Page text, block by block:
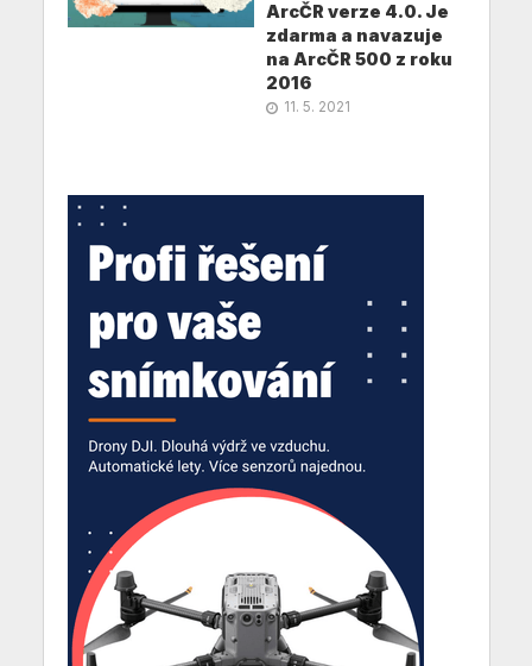
ArcČR verze 4.0. Je
zdarma a navazuje
na ArcČR 500 z roku
2016
11. 5. 2021